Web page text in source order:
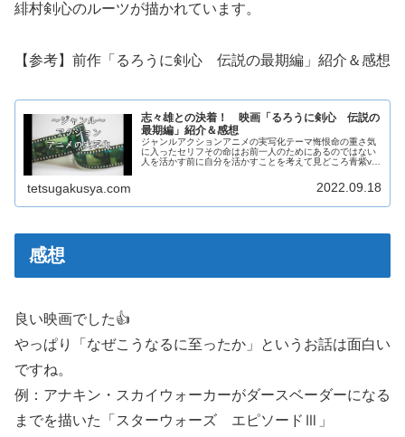
緋村剣心のルーツが描かれています。
【参考】前作「るろうに剣心 伝説の最期編」紹介＆感想
志々雄との決着！ 映画「るろうに剣心 伝説の
最期編」紹介＆感想
ジャンルアクションアニメの実写化テーマ悔恨命の重さ気
に入ったセリフその命はお前一人のためにあるのではない
人を活かす前に自分を活かすことを考えて見どころ青紫vs
tetsugakusya.com 2022.09.18
感想
良い映画でした👍
やっぱり「なぜこうなるに至ったか」というお話は面白い
ですね。
例：アナキン・スカイウォーカーがダースベーダーになる
までを描いた「スターウォーズ エピソードⅢ」